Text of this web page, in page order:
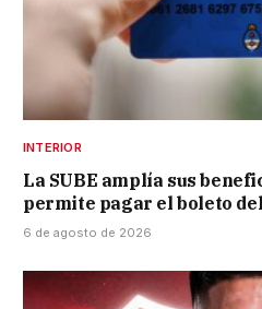
INTERIOR
La SUBE amplía sus
permite pagar el boleto
6 de agosto de 2026